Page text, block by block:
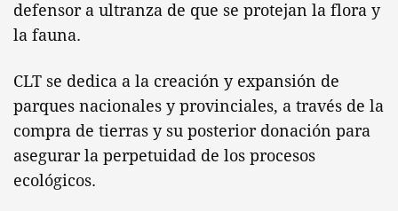
defensor a ultranza de que se protejan la flora y
la fauna.
CLT se dedica a la creación y expansión de
parques nacionales y provinciales, a través de la
compra de tierras y su posterior donación para
asegurar la perpetuidad de los procesos
ecológicos.